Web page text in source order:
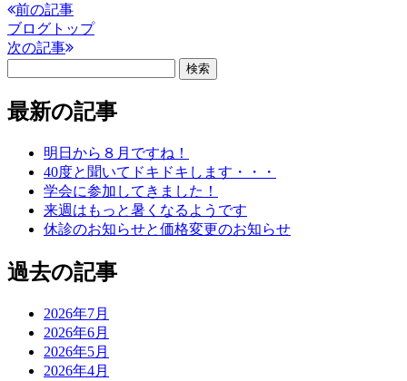
前の記事
ブログトップ
次の記事
最新の記事
明日から８月ですね！
40度と聞いてドキドキします・・・
学会に参加してきました！
来週はもっと暑くなるようです
休診のお知らせと価格変更のお知らせ
過去の記事
2026年7月
2026年6月
2026年5月
2026年4月